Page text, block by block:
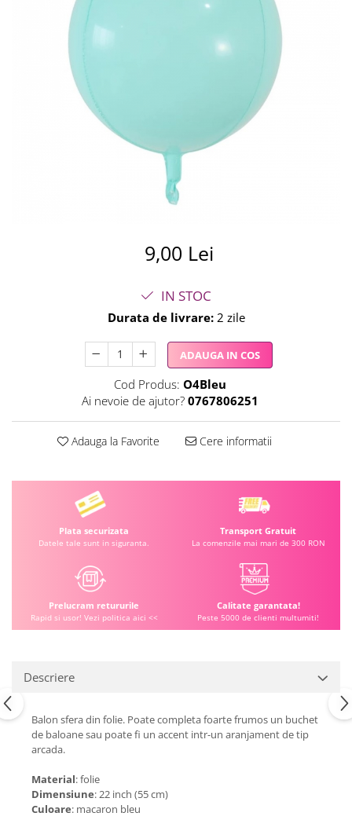
Unicorni si Curcubee
Baloane metalice
Baloane retro
Baloane personalizate
Kituri baloane
9,00 Lei
IN STOC
Durata de livrare:2 zile
ADAUGA IN COS
Cod Produs: O4Bleu
Ai nevoie de ajutor? 0767806251
Adauga la Favorite Cere informatii
Plata securizata
Datele tale sunt in siguranta.
Transport Gratuit
La comenzile mai mari de 300 RON
Prelucram retururile
Rapid si usor! Vezi politica aici <<
Calitate garantata!
Peste 5000 de clienti multumiti!
Descriere
Balon sfera din folie. Poate completa foarte frumos un buchet
de baloane sau poate fi un accent intr-un aranjament de tip
arcada.
Material: folie
Dimensiune: 22 inch (55 cm)
Culoare: macaron bleu